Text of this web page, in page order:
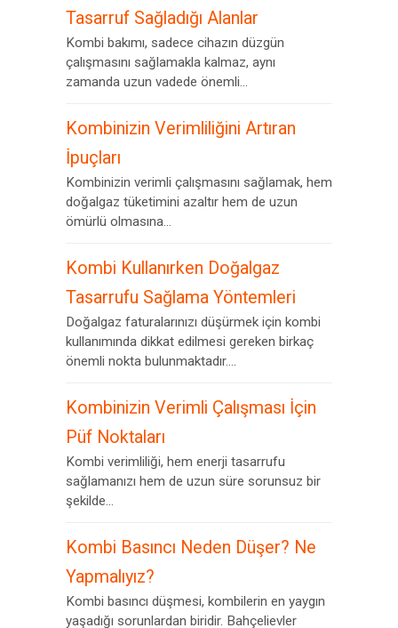
Tasarruf Sağladığı Alanlar
Kombi bakımı, sadece cihazın düzgün
çalışmasını sağlamakla kalmaz, aynı
zamanda uzun vadede önemli...
Kombinizin Verimliliğini Artıran
İpuçları
Kombinizin verimli çalışmasını sağlamak, hem
doğalgaz tüketimini azaltır hem de uzun
ömürlü olmasına...
Kombi Kullanırken Doğalgaz
Tasarrufu Sağlama Yöntemleri
Doğalgaz faturalarınızı düşürmek için kombi
kullanımında dikkat edilmesi gereken birkaç
önemli nokta bulunmaktadır....
Kombinizin Verimli Çalışması İçin
Püf Noktaları
Kombi verimliliği, hem enerji tasarrufu
sağlamanızı hem de uzun süre sorunsuz bir
şekilde...
Kombi Basıncı Neden Düşer? Ne
Yapmalıyız?
Kombi basıncı düşmesi, kombilerin en yaygın
yaşadığı sorunlardan biridir. Bahçelievler